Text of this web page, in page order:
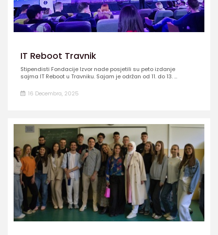
IT Reboot Travnik
Stipendisti Fondacije Izvor nade posjetili su peto izdanje
sajma IT Reboot u Travniku. Sajam je održan od 11. do 13. ...
16 Decembra, 2025